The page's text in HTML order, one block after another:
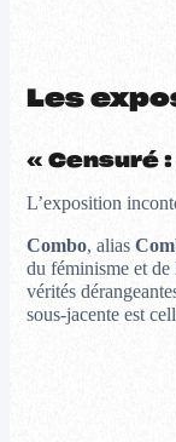
Les
« Censuré
L’exposition
Combo, alias
du féminisme et de
vérités
sous-jacente est